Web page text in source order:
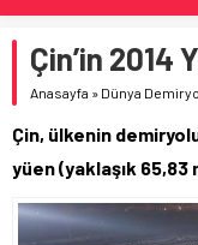
Brescia 426
Northern
Puja
Madrid
%33 Kapasite
Çin’in 2014
Anasayfa » Dünya
Çin, ülkenin
yüen (yaklaşık 65,83